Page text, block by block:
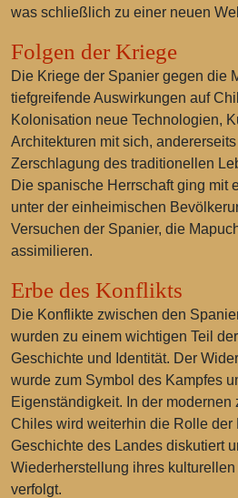
was schließlich zu einer neuen
Folgen der Kriege
Die Kriege der Spanier gegen die
tiefgreifende Auswirkungen auf
Kolonisation neue Technologien,
Architekturen mit sich,
Zerschlagung des traditionellen
Die spanische Herrschaft ging mit
unter der einheimischen
Versuchen der Spanier, die
assimilieren.
Erbe des Konflikts
Die Konflikte zwischen den
wurden zu einem wichtigen Teil
Geschichte und Identität. Der
wurde zum Symbol des Kampfes
Eigenständigkeit. In der
Chiles wird weiterhin die Rolle der
Geschichte des Landes diskutiert
Wiederherstellung ihres
verfolgt.